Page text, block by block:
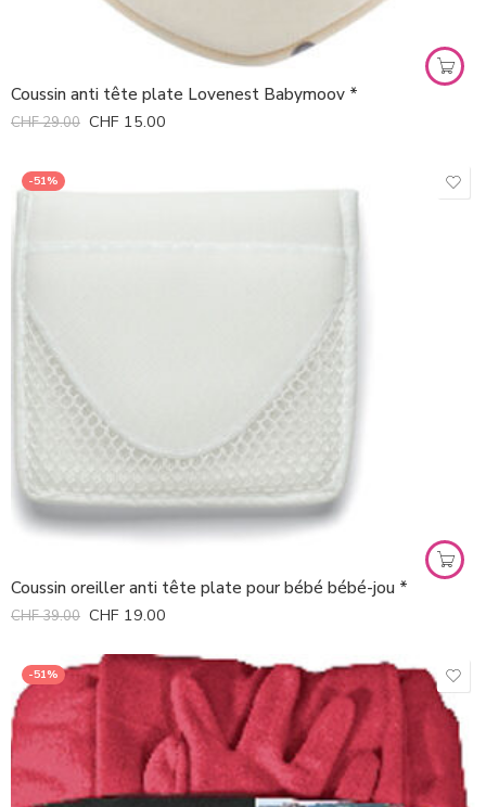
Coussin anti tête plate Lovenest Babymoov *
CHF29.00 CHF 15.00
-51%
Coussin oreiller anti tête plate pour bébé bébé-jou *
CHF39.00 CHF 19.00
-51%